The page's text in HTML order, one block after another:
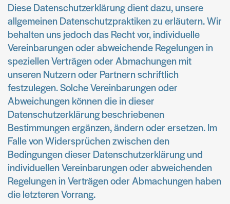
Diese Datenschutzerklärung dient dazu, unsere
allgemeinen Datenschutzpraktiken zu erläutern. Wir
behalten uns jedoch das Recht vor, individuelle
Vereinbarungen oder abweichende Regelungen in
speziellen Verträgen oder Abmachungen mit
unseren Nutzern oder Partnern schriftlich
festzulegen. Solche Vereinbarungen oder
Abweichungen können die in dieser
Datenschutzerklärung beschriebenen
Bestimmungen ergänzen, ändern oder ersetzen. Im
Falle von Widersprüchen zwischen den
Bedingungen dieser Datenschutzerklärung und
individuellen Vereinbarungen oder abweichenden
Regelungen in Verträgen oder Abmachungen haben
die letzteren Vorrang.